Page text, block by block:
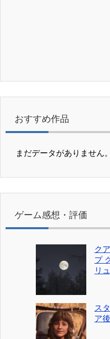
おすすめ作品
まだデータがありません。
ゲーム感想・評価
ク
プ
リ
ス
ア